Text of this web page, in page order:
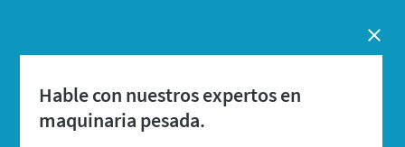
Close
Hable con nuestros expertos en
maquinaria pesada.